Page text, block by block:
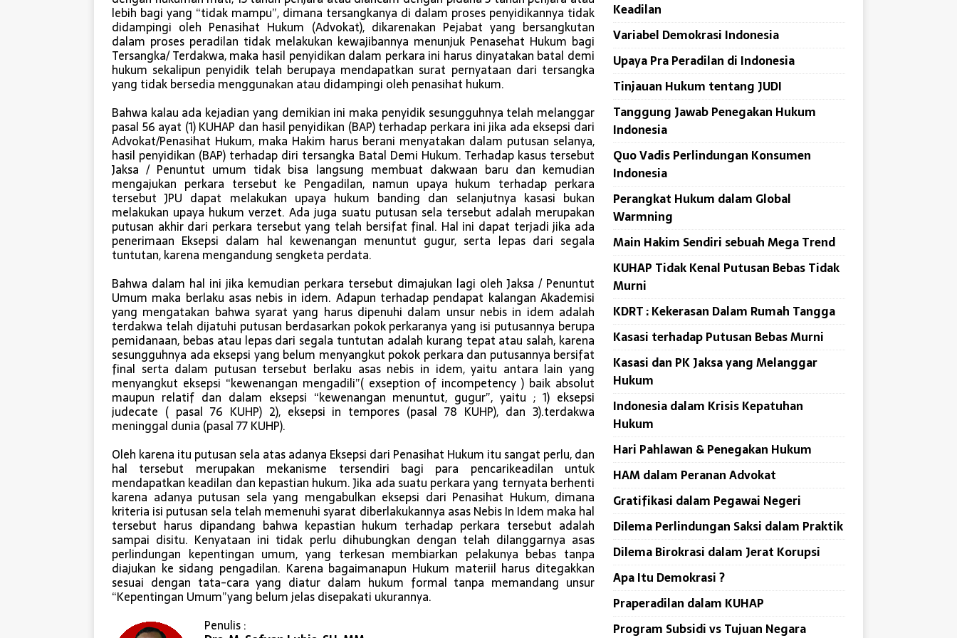
lebih bagi yang “tidak mampu”, dimana tersangkanya di dalam proses penyidikannya tidak
didampingi oleh Penasihat Hukum (Advokat), dikarenakan Pejabat yang bersangkutan
dalam proses peradilan tidak melakukan kewajibannya menunjuk Penasehat Hukum bagi
Tersangka/ Terdakwa, maka hasil penyidikan dalam perkara ini harus dinyatakan batal demi
hukum sekalipun penyidik telah berupaya mendapatkan surat pernyataan dari tersangka
yang tidak bersedia menggunakan atau didampingi oleh penasihat hukum.
Bahwa kalau ada kejadian yang demikian ini maka penyidik sesungguhnya telah melanggar
pasal 56 ayat (1) KUHAP dan hasil penyidikan (BAP) terhadap perkara ini jika ada eksepsi dari
Advokat/Penasihat Hukum, maka Hakim harus berani menyatakan dalam putusan selanya,
hasil penyidikan (BAP) terhadap diri tersangka Batal Demi Hukum. Terhadap kasus tersebut
Jaksa / Penuntut umum tidak bisa langsung membuat dakwaan baru dan kemudian
mengajukan perkara tersebut ke Pengadilan, namun upaya hukum terhadap perkara
tersebut JPU dapat melakukan upaya hukum banding dan selanjutnya kasasi bukan
melakukan upaya hukum verzet. Ada juga suatu putusan sela tersebut adalah merupakan
putusan akhir dari perkara tersebut yang telah bersifat final. Hal ini dapat terjadi jika ada
penerimaan Eksepsi dalam hal kewenangan menuntut gugur, serta lepas dari segala
tuntutan, karena mengandung sengketa perdata.
Bahwa dalam hal ini jika kemudian perkara tersebut dimajukan lagi oleh Jaksa / Penuntut
Umum maka berlaku asas nebis in idem. Adapun terhadap pendapat kalangan Akademisi
yang mengatakan bahwa syarat yang harus dipenuhi dalam unsur nebis in idem adalah
terdakwa telah dijatuhi putusan berdasarkan pokok perkaranya yang isi putusannya berupa
pemidanaan, bebas atau lepas dari segala tuntutan adalah kurang tepat atau salah, karena
sesungguhnya ada eksepsi yang belum menyangkut pokok perkara dan putusannya bersifat
final serta dalam putusan tersebut berlaku asas nebis in idem, yaitu antara lain yang
menyangkut eksepsi “kewenangan mengadili”( exseption of incompetency ) baik absolut
maupun relatif dan dalam eksepsi “kewenangan menuntut, gugur”, yaitu ; 1) eksepsi
judecate ( pasal 76 KUHP) 2), eksepsi in tempores (pasal 78 KUHP), dan 3).terdakwa
meninggal dunia (pasal 77 KUHP).
Oleh karena itu putusan sela atas adanya Eksepsi dari Penasihat Hukum itu sangat perlu, dan
hal tersebut merupakan mekanisme tersendiri bagi para pencarikeadilan untuk
mendapatkan keadilan dan kepastian hukum. Jika ada suatu perkara yang ternyata berhenti
karena adanya putusan sela yang mengabulkan eksepsi dari Penasihat Hukum, dimana
kriteria isi putusan sela telah memenuhi syarat diberlakukannya asas Nebis In Idem maka hal
tersebut harus dipandang bahwa kepastian hukum terhadap perkara tersebut adalah
sampai disitu. Kenyataan ini tidak perlu dihubungkan dengan telah dilanggarnya asas
perlindungan kepentingan umum, yang terkesan membiarkan pelakunya bebas tanpa
diajukan ke sidang pengadilan. Karena bagaimanapun Hukum materiil harus ditegakkan
sesuai dengan tata-cara yang diatur dalam hukum formal tanpa memandang unsur
“Kepentingan Umum”yang belum jelas disepakati ukurannya.
Penulis :
Keadilan
Variabel Demokrasi Indonesia
Upaya Pra Peradilan di Indonesia
Tinjauan Hukum tentang JUDI
Tanggung Jawab Penegakan Hukum
Indonesia
Quo Vadis Perlindungan Konsumen
Indonesia
Perangkat Hukum dalam Global
Warmning
Main Hakim Sendiri sebuah Mega Trend
KUHAP Tidak Kenal Putusan Bebas Tidak
Murni
KDRT : Kekerasan Dalam Rumah Tangga
Kasasi terhadap Putusan Bebas Murni
Kasasi dan PK Jaksa yang Melanggar
Hukum
Indonesia dalam Krisis Kepatuhan
Hukum
Hari Pahlawan & Penegakan Hukum
HAM dalam Peranan Advokat
Gratifikasi dalam Pegawai Negeri
Dilema Perlindungan Saksi dalam Praktik
Dilema Birokrasi dalam Jerat Korupsi
Apa Itu Demokrasi ?
Praperadilan dalam KUHAP
Program Subsidi vs Tujuan Negara